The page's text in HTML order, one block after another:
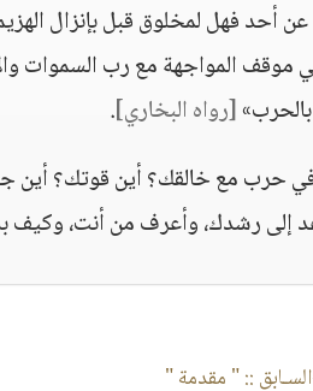
عن أحد فهل لمخلوق قبل بإنزال
موقف المواجهة مع رب السموات
[رواه البخاري].
حرب مع خالقك؟ أين قوتك؟
إلى رشدك، وأعرف من أنت، وكيف
::" مقدمة "